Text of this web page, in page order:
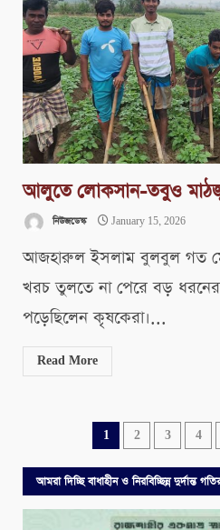
আলুতে লোকসান-তবুও
নিউজডেস্ক January 15, 2026
আজহারুল ইসলাম বুলবুল গত
খরচ তুলতে না পেরে বড়
পড়েছিলেন কৃষকেরা।...
Read More
Posts
pagination
1 2 3 4
আমরা দিচ্ছি বাধাহীন ও নিরবিচ্ছিন্ন